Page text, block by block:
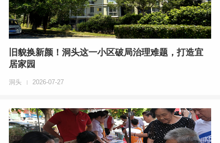
旧貌换新颜！洞头这一小区破局治理难题，打造宜
居家园
洞头 | 2026-07-27